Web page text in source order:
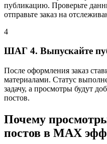
публикацию. Проверьте
отправьте заказ на
4
ШАГ 4. Выпускайте
После оформления заказ
материалами. Статус
задачу, а просмотры будут
постов.
Почему
постов в MAX